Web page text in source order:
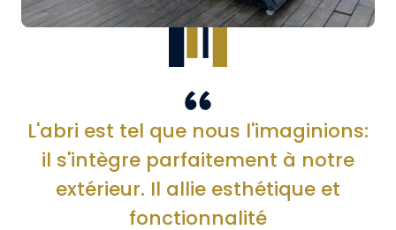
L'abri est tel que nous l'imaginions:
il s'intègre parfaitement à notre
extérieur. Il allie esthétique et
fonctionnalité